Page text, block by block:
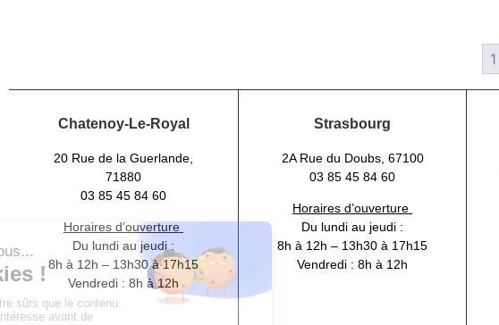
1
Chatenoy-Le-Royal
20 Rue de la Guerlande,
71880
03 85 45 84 60
Horaires d’ouverture
Du lundi au jeudi :
8h à 12h – 13h30 à 17h15
Vendredi : 8h à 12h
Strasbourg
2A Rue du Doubs, 67100
03 85 45 84 60
Horaires d’ouverture
Du lundi au jeudi :
8h à 12h – 13h30 à 17h15
Vendredi : 8h à 12h